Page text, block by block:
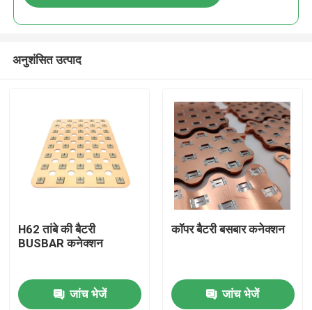
अनुशंसित उत्पाद
H62 तांबे की बैटरी
BUSBAR कनेक्शन
जांच भेजें
कॉपर बैटरी बसबार कनेक्शन
जांच भेजें